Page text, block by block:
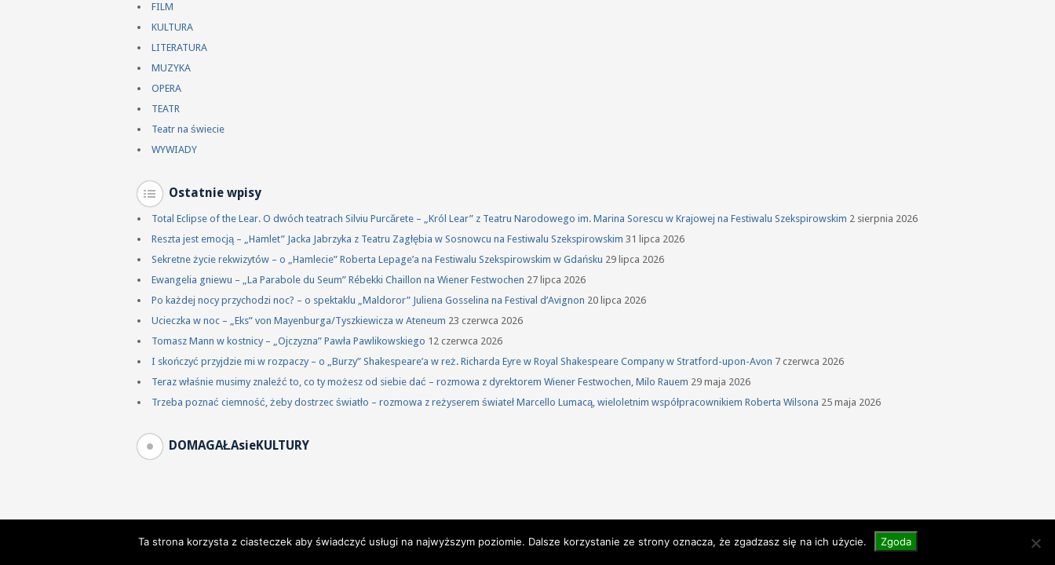
FILM
KULTURA
LITERATURA
MUZYKA
OPERA
TEATR
Teatr na świecie
WYWIADY
Ostatnie wpisy
Total Eclipse of the Lear. O dwóch teatrach Silviu Purcărete – „Król Lear” z Teatru Narodowego im. Marina Sorescu w Krajowej na Festiwalu Szekspirowskim 2 sierpnia 2026
Reszta jest emocją – „Hamlet” Jacka Jabrzyka z Teatru Zagłębia w Sosnowcu na Festiwalu Szekspirowskim 31 lipca 2026
Sekretne życie rekwizytów – o „Hamlecie” Roberta Lepage’a na Festiwalu Szekspirowskim w Gdańsku 29 lipca 2026
Ewangelia gniewu – „La Parabole du Seum” Rébekki Chaillon na Wiener Festwochen 27 lipca 2026
Po każdej nocy przychodzi noc? – o spektaklu „Maldoror” Juliena Gosselina na Festival d’Avignon 20 lipca 2026
Ucieczka w noc – „Eks” von Mayenburga/Tyszkiewicza w Ateneum 23 czerwca 2026
Tomasz Mann w kostnicy – „Ojczyzna” Pawła Pawlikowskiego 12 czerwca 2026
I skończyć przyjdzie mi w rozpaczy – o „Burzy” Shakespeare’a w reż. Richarda Eyre w Royal Shakespeare Company w Stratford-upon-Avon 7 czerwca 2026
Teraz właśnie musimy znaleźć to, co ty możesz od siebie dać – rozmowa z dyrektorem Wiener Festwochen, Milo Rauem 29 maja 2026
Trzeba poznać ciemność, żeby dostrzec światło – rozmowa z reżyserem świateł Marcello Lumacą, wieloletnim współpracownikiem Roberta Wilsona 25 maja 2026
DOMAGAŁAsieKULTURY
Ta strona korzysta z ciasteczek aby świadczyć usługi na najwyższym poziomie. Dalsze korzystanie ze strony oznacza, że zgadzasz się na ich użycie. Zgoda